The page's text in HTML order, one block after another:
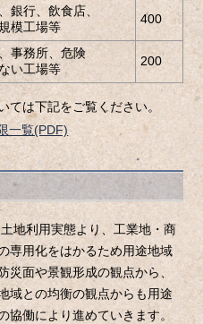
銀行、飲食店、
模工場等
400 80
事務所、危険
い工場等
200 60
ては下記をご覧ください。
一覧(PDF)
地利用実態より、工業地・商
専用化をはかるため用途地域
災面や景観形成の観点から、
域との均衡の観点からも用途
協働により進めていきます。